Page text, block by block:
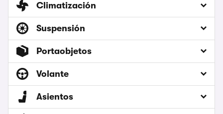
Climatización
Suspensión
Portaobjetos
Volante
Asientos